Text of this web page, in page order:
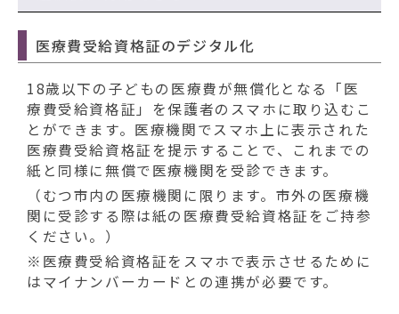
医療費受給資格証のデジタル化
18歳以下の子どもの医療費が無償化となる「医
療費受給資格証」を保護者のスマホに取り込むこ
とができます。医療機関でスマホ上に表示された
医療費受給資格証を提示することで、これまでの
紙と同様に無償で医療機関を受診できます。
（むつ市内の医療機関に限ります。市外の医療機
関に受診する際は紙の医療費受給資格証をご持参
ください。）
※医療費受給資格証をスマホで表示させるために
はマイナンバーカードとの連携が必要です。